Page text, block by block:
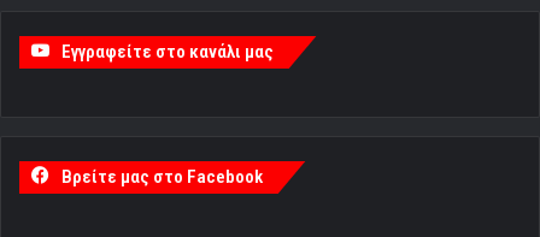
Εγγραφείτε στο κανάλι μας
Βρείτε μας στο Facebook